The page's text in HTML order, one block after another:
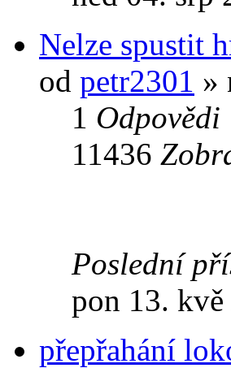
Nelze spustit
od petr2301 »
1 Odpovědi
11436
Poslední
pon 13.
přepřahání